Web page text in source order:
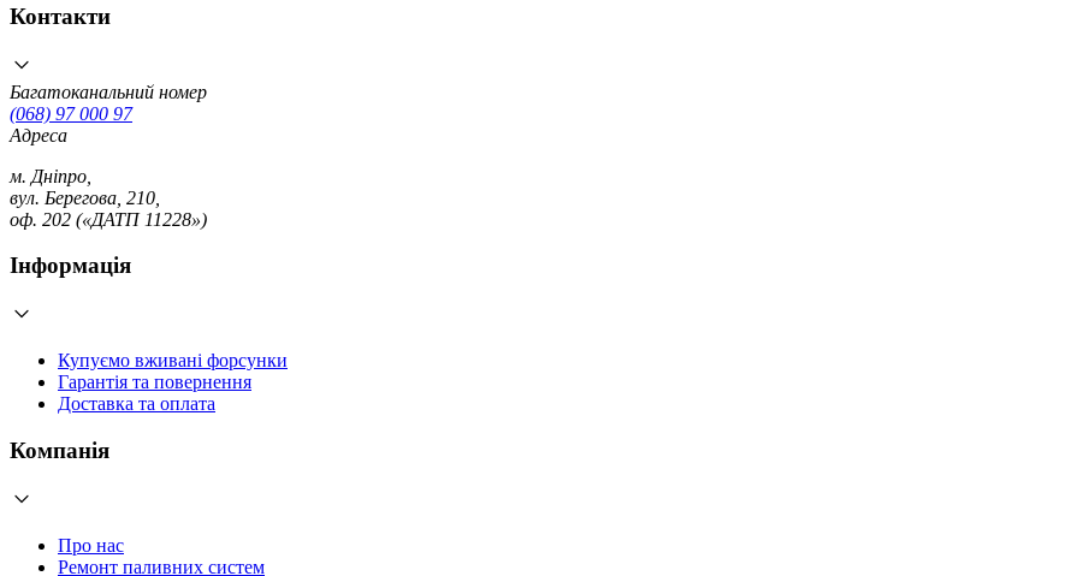
Контакти
Багатоканальний номер
(068) 97 000 97
Адреса
м. Дніпро,
вул. Берегова, 210,
оф. 202 («ДАТП 11228»)
Інформація
Купуємо вживані форсунки
Гарантія та повернення
Доставка та оплата
Компанія
Про нас
Ремонт паливних систем